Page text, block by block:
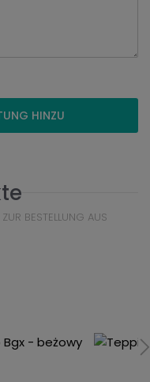
HINZU
BESTELLUNG AUS